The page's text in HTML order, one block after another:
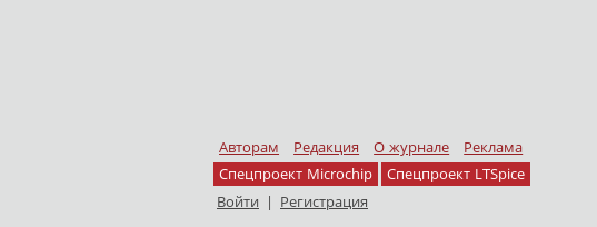
Авторам Редакция О журнале
Реклама
Спецпроект Microchip
Спецпроект LTSpice
Войти | Регистрация